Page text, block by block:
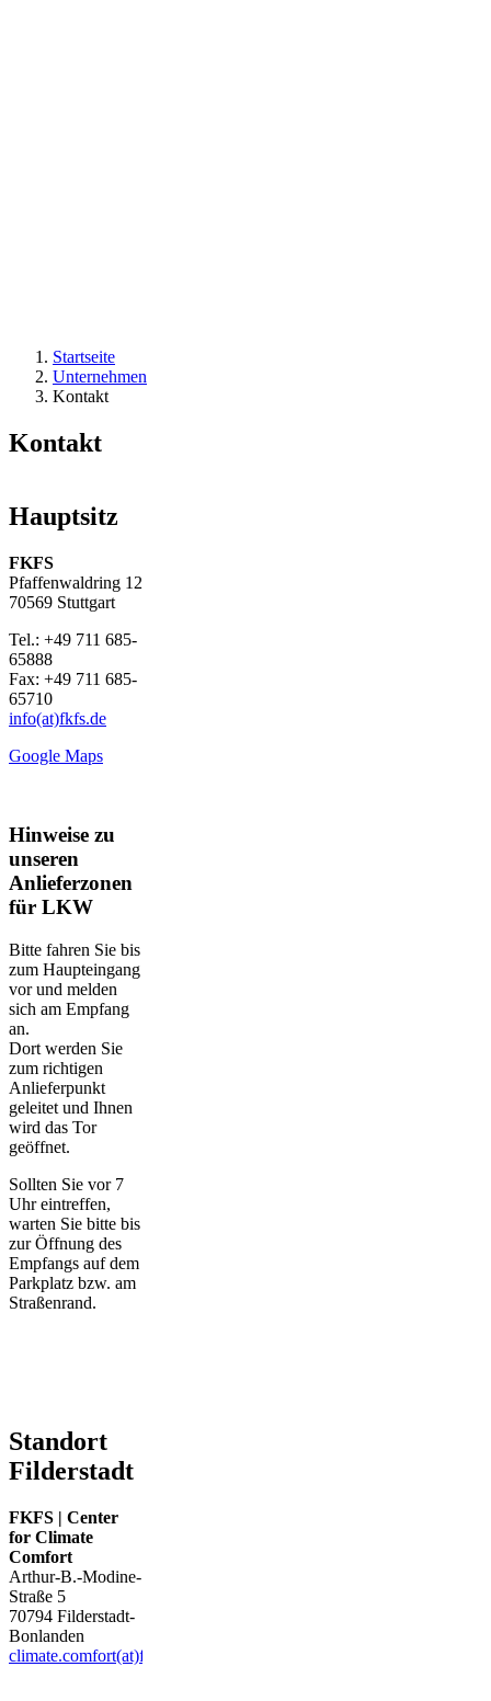
Startseite
Unternehmen
Kontakt
Kontakt
Hauptsitz
FKFS
Pfaffenwaldring 12
70569 Stuttgart
Tel.: +49 711 685-
65888
Fax: +49 711 685-
65710
info(at)fkfs.de
Google Maps
Hinweise zu
unseren
Anlieferzonen
für LKW
Bitte fahren Sie bis
zum Haupteingang
vor und melden
sich am Empfang
an.
Dort werden Sie
zum richtigen
Anlieferpunkt
geleitet und Ihnen
wird das Tor
geöffnet.
Sollten Sie vor 7
Uhr eintreffen,
warten Sie bitte bis
zur Öffnung des
Empfangs auf dem
Parkplatz bzw. am
Straßenrand.
Standort
Filderstadt
FKFS | Center
for Climate
Comfort
Arthur-B.-Modine-
Straße 5
70794 Filderstadt-
Bonlanden
climate.comfort(at)fkfs.de